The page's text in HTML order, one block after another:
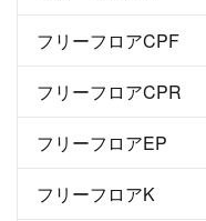
フリーフロアCPF
フリーフロアCPR
フリーフロアEP
フリーフロアK